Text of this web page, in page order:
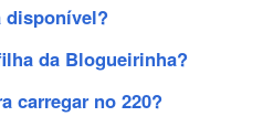
disponível?
da Blogueirinha?
carregar no 220?